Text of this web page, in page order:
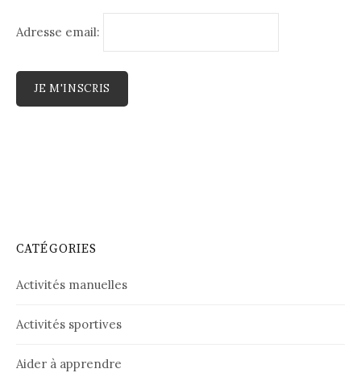
Adresse email:
CATÉGORIES
Activités manuelles
Activités sportives
Aider à apprendre